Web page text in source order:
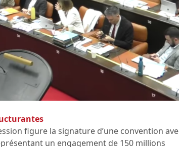
figure la signature d’une convention
un engagement de 150 millions